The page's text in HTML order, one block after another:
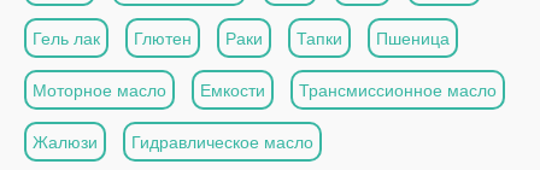
Гель лак Глютен Раки Тапки Пшеница
Моторное масло Емкости Трансмиссионное масло
Жалюзи Гидравлическое масло